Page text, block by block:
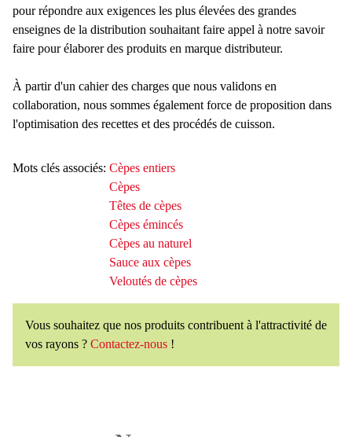
pour répondre aux exigences les plus élevées des grandes
enseignes de la distribution souhaitant faire appel à notre savoir
faire pour élaborer des produits en marque distributeur.
À partir d'un cahier des charges que nous validons en
collaboration, nous sommes également force de proposition dans
l'optimisation des recettes et des procédés de cuisson.
Mots clés associés: Cèpes entiers
Cèpes
Têtes de cèpes
Cèpes émincés
Cèpes au naturel
Sauce aux cèpes
Veloutés de cèpes
Vous souhaitez que nos produits contribuent à l'attractivité de
vos rayons ? Contactez-nous !